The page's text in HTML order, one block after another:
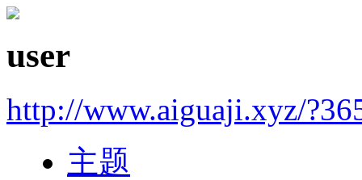
user
http://www.aiguaji.xyz/
主题